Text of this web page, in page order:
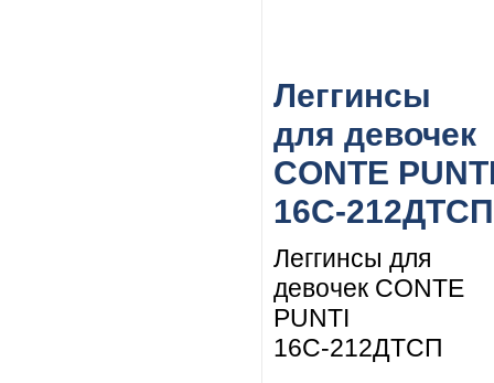
Леггинсы
для девочек
CONTE
16С-212ДТСП
Леггинсы для
девочек CONTE
PUNTI
16С-212ДТСП